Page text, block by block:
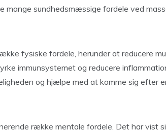
mange sundhedsmæssige fordele ved
fysiske fordele, herunder at reducere
immunsystemet og reducere
og hjælpe med at komme sig efter
række mentale fordele. Det har vist